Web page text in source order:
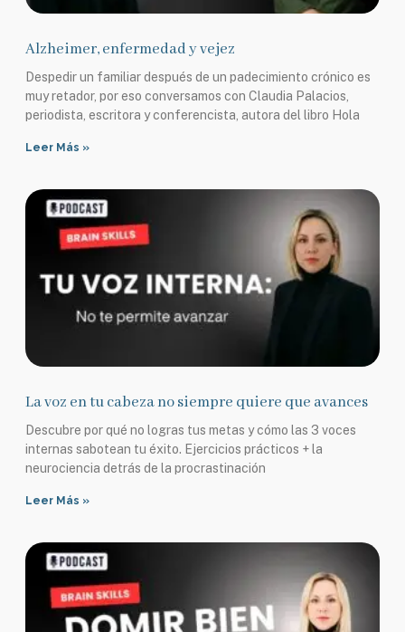
Alzheimer, enfermedad y vejez
Despedir un familiar después de un padecimiento crónico es
muy retador, por eso conversamos con Claudia Palacios,
periodista, escritora y conferencista, autora del libro Hola
Leer Más »
La voz en tu cabeza no siempre quiere que avances
Descubre por qué no logras tus metas y cómo las 3 voces
internas sabotean tu éxito. Ejercicios prácticos + la
neurociencia detrás de la procrastinación
Leer Más »